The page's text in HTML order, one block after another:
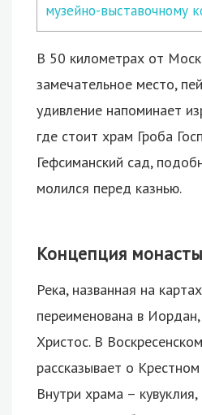
музейно-выставочному
В 50 километрах от
замечательное место,
удивление напоминает
где стоит храм Гроба
Гефсиманский сад,
молился перед казнью.
Концепция
Река, названная на
переименована в Иордан,
Христос. В
рассказывает о
Внутри храма –